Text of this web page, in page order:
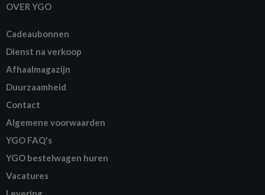
OVER YGO
Cadeaubonnen
Dienst na verkoop
Afhaalmagazijn
Duurzaamheid
Contact
Algemene voorwaarden
YGO FAQ's
YGO bestelwagen huren
Vacatures